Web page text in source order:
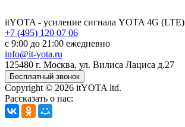
itYOTA - усиление сигнала YOTA 4G (LTE)
+7 (495) 120 07 06
с 9:00 до 21:00 ежедневно
info@it-yota.ru
125480 г. Москва, ул. Вилиса Лациса д.27
Бесплатный звонок
Copyright © 2026 itYOTA ltd.
Рассказать о нас: